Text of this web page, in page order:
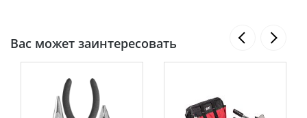
Вас может заинтересовать